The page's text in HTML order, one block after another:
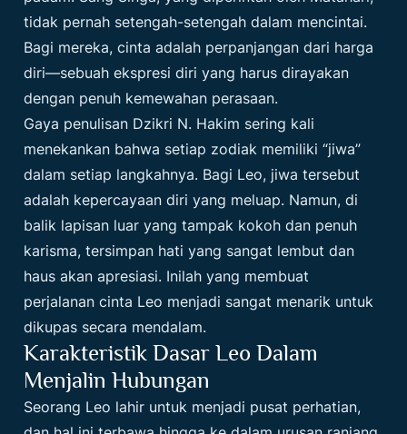
tidak pernah setengah-setengah dalam mencintai.
Bagi mereka, cinta adalah perpanjangan dari harga
diri—sebuah ekspresi diri yang harus dirayakan
dengan penuh kemewahan perasaan.
Gaya penulisan Dzikri N. Hakim sering kali
menekankan bahwa setiap zodiak memiliki “jiwa”
dalam setiap langkahnya. Bagi Leo, jiwa tersebut
adalah kepercayaan diri yang meluap. Namun, di
balik lapisan luar yang tampak kokoh dan penuh
karisma, tersimpan hati yang sangat lembut dan
haus akan apresiasi. Inilah yang membuat
perjalanan cinta Leo menjadi sangat menarik untuk
dikupas secara mendalam.
Karakteristik Dasar Leo Dalam
Menjalin Hubungan
Seorang Leo lahir untuk menjadi pusat perhatian,